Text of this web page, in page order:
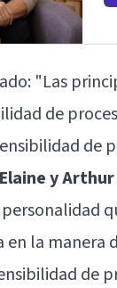
"Las
de
de
y
en la manera
de